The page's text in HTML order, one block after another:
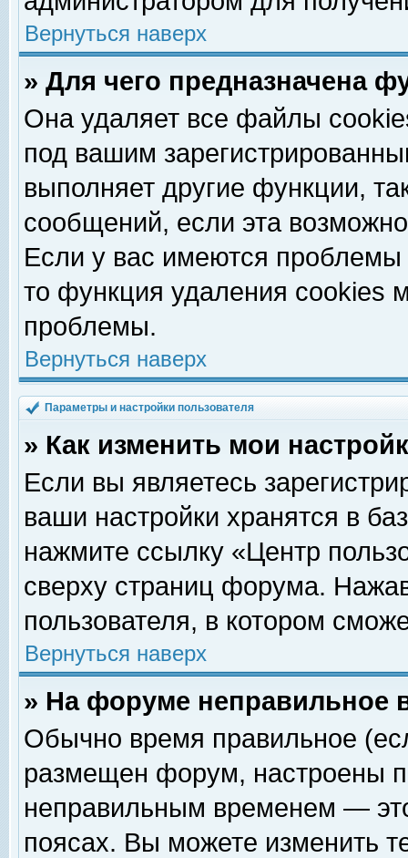
Вернуться наверх
» Для чего предназначена
Она удаляет все файлы
под вашим
выполняет другие функции,
сообщений, если эта
Если у вас имеются
то функция удаления cookies
проблемы.
Вернуться наверх
Параметры и настройки пользователя
» Как изменить мои
Если вы являетесь
ваши настройки хранятся в
нажмите ссылку «Центр
сверху страниц форума.
пользователя, в котором
Вернуться наверх
» На форуме неправильное
Обычно время правильное
размещен форум, настроены
неправильным временем —
поясах. Вы можете изменить